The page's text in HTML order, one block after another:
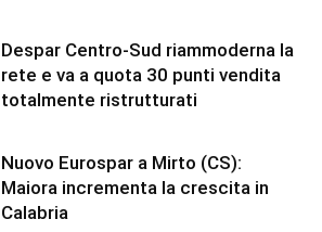
Despar Centro-Sud riammoderna la
rete e va a quota 30 punti vendita
totalmente ristrutturati
Nuovo Eurospar a Mirto (CS):
Maiora incrementa la crescita in
Calabria